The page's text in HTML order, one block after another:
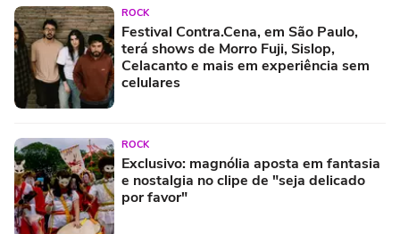
ROCK
Festival Contra.Cena, em São Paulo,
terá shows de Morro Fuji, Sislop,
Celacanto e mais em experiência sem
celulares
ROCK
Exclusivo: magnólia aposta em fantasia
e nostalgia no clipe de "seja delicado
por favor"